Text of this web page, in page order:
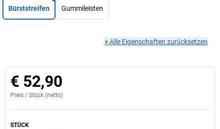
Bürststreifen Gummileisten
×Alle Eigenschaften zurücksetzen
€ 52,90
Preis / Stück (netto)
STÜCK